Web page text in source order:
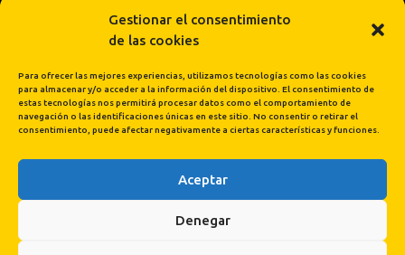
Gestionar el consentimiento
de las cookies
Para ofrecer las mejores experiencias, utilizamos tecnologías como las cookies
para almacenar y/o acceder a la información del dispositivo. El consentimiento de
estas tecnologías nos permitirá procesar datos como el comportamiento de
navegación o las identificaciones únicas en este sitio. No consentir o retirar el
consentimiento, puede afectar negativamente a ciertas características y funciones.
Aceptar
Denegar
Cargar más... Síguenos en Instagram